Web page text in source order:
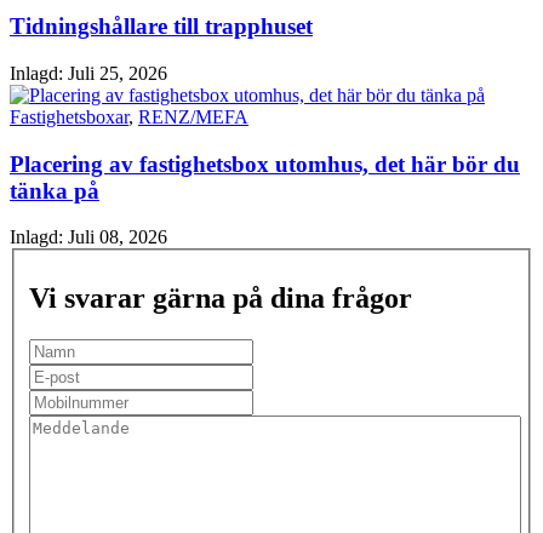
Tidningshållare till trapphuset
Inlagd: Juli 25, 2026
Fastighetsboxar, RENZ/MEFA
Placering av fastighetsbox utomhus, det här bör du
tänka på
Inlagd: Juli 08, 2026
Vi svarar gärna på dina frågor